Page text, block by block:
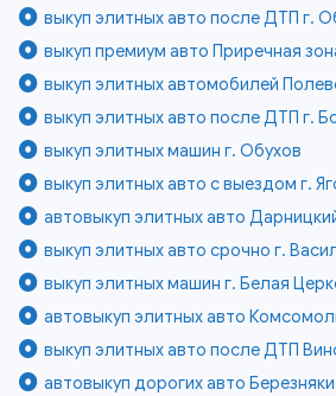
выкуп элитных авто после ДТП г.
выкуп премиум авто Приречная
выкуп элитных автомобилей
выкуп элитных авто после ДТП г.
выкуп элитных машин г. Обухов
выкуп элитных авто с выездом г.
автовыкуп элитных авто
выкуп элитных авто срочно г.
выкуп элитных машин г. Белая
автовыкуп элитных авто
выкуп элитных авто после ДТП
автовыкуп дорогих авто